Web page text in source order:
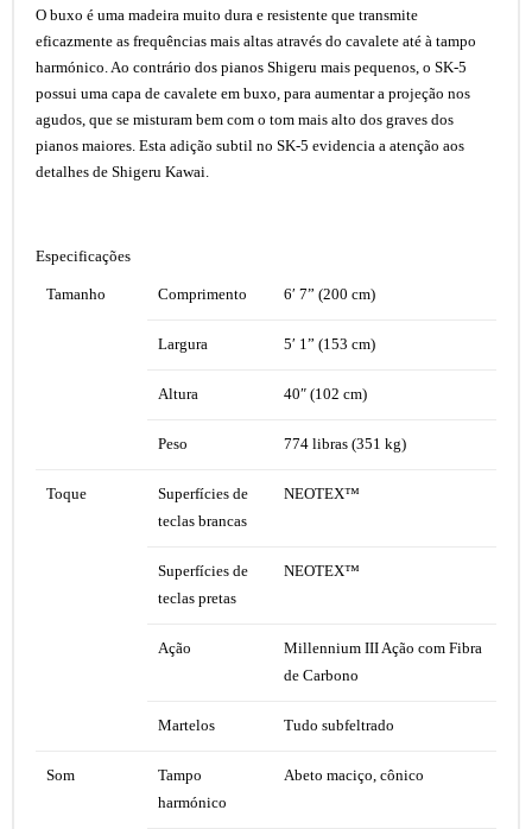
O buxo é uma madeira muito dura e resistente que transmite
eficazmente as frequências mais altas através do cavalete até à tampo
harmónico. Ao contrário dos pianos Shigeru mais pequenos, o SK-5
possui uma capa de cavalete em buxo, para aumentar a projeção nos
agudos, que se misturam bem com o tom mais alto dos graves dos
pianos maiores. Esta adição subtil no SK-5 evidencia a atenção aos
detalhes de Shigeru Kawai.
Especificações
Tamanho Comprimento 6′ 7” (200 cm)
Largura 5′ 1” (153 cm)
Altura 40″ (102 cm)
Peso 774 libras (351 kg)
Toque
Superfícies de
teclas brancas
NEOTEX™
Superfícies de
teclas pretas
NEOTEX™
Ação
Millennium III Ação com Fibra
de Carbono
Martelos Tudo subfeltrado
Som
Tampo
harmónico
Abeto maciço, cônico